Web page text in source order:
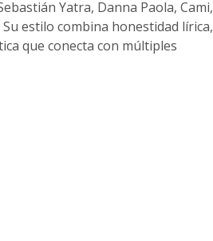
Yatra, Danna Paola, Cami,
Su estilo combina honestidad lírica,
que conecta con múltiples